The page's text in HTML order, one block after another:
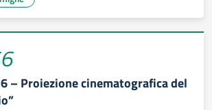
– Proiezione cinematografica del